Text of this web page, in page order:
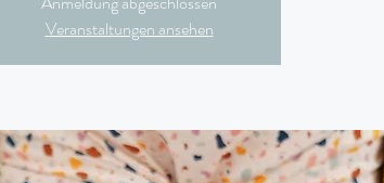
Veranstaltungen ansehen